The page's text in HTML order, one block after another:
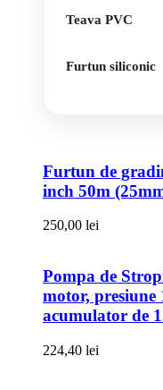
Teava PVC
Furtun siliconic
Furtun de
inch 50m
250,00 lei
Pompa de
motor, presiune
acumulator de
224,40 lei